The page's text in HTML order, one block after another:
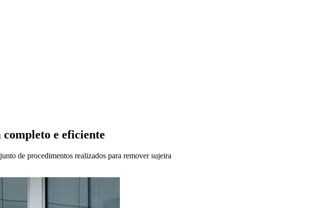
e eficiente
de procedimentos realizados para remover sujeira